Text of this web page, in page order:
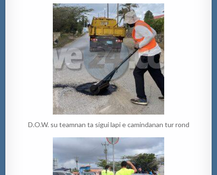
D.O.W. su teamnan ta sigui lapi e camindanan tur rond